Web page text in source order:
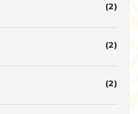
(2)
(2)
(2)